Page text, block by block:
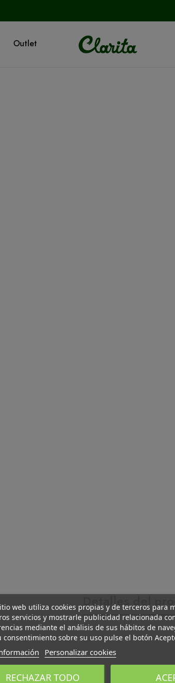
Outlet
Detalles del
web utiliza cookies propias y de terceros para
servicios y mostrarle publicidad relacionada
mediante el análisis de sus hábitos de
consentimiento sobre su uso pulse el botón
Personalizar cookies
RECHAZAR TODO